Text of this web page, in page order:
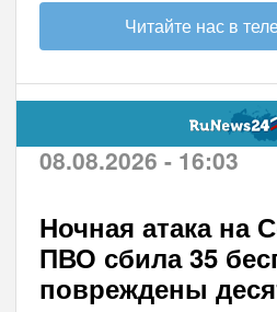
Читайте нас в
08.08.2026 - 16:03
Ночная атака на
ПВО сбила 35
повреждены